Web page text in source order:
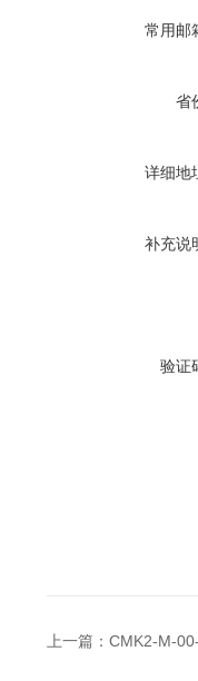
常用邮
省
详细地
补充说
验证
上一篇： CMK2-M-